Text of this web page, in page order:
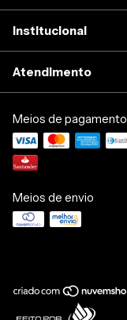
Institucional
Atendimento
Meios de pagamento
Meios de envio